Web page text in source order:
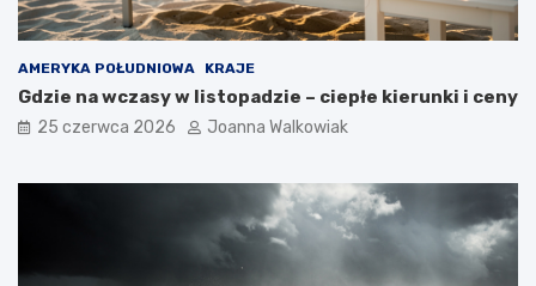
AMERYKA POŁUDNIOWA KRAJE
Gdzie na wczasy w listopadzie – ciepłe kierunki i ceny
25 czerwca 2026 Joanna Walkowiak